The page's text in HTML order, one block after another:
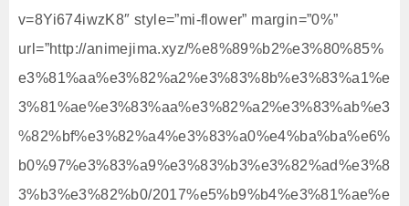
v=8Yi674iwzK8″ style=”mi-flower” margin=”0%”
url=”http://animejima.xyz/%e8%89%b2%e3%80%85%
e3%81%aa%e3%82%a2%e3%83%8b%e3%83%a1%e
3%81%ae%e3%83%aa%e3%82%a2%e3%83%ab%e3
%82%bf%e3%82%a4%e3%83%a0%e4%ba%ba%e6%
b0%97%e3%83%a9%e3%83%b3%e3%82%ad%e3%8
3%b3%e3%82%b0/2017%e5%b9%b4%e3%81%ae%e